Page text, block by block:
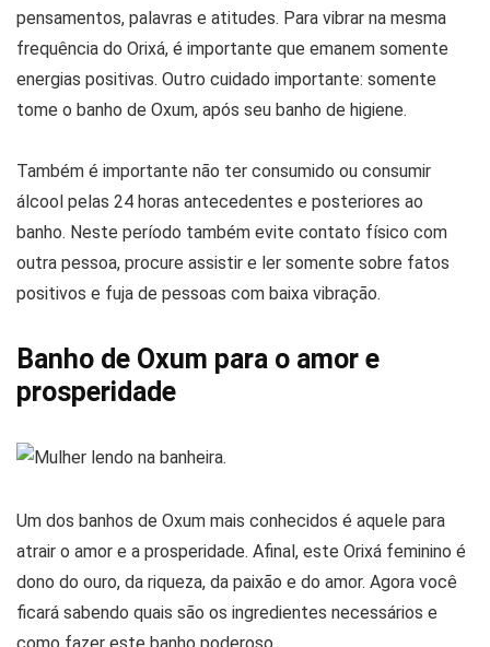
pensamentos, palavras e atitudes. Para vibrar na mesma
frequência do Orixá, é importante que emanem somente
energias positivas. Outro cuidado importante: somente
tome o banho de Oxum, após seu banho de higiene.
Também é importante não ter consumido ou consumir
álcool pelas 24 horas antecedentes e posteriores ao
banho. Neste período também evite contato físico com
outra pessoa, procure assistir e ler somente sobre fatos
positivos e fuja de pessoas com baixa vibração.
Banho de Oxum para o amor e
prosperidade
Um dos banhos de Oxum mais conhecidos é aquele para
atrair o amor e a prosperidade. Afinal, este Orixá feminino é
dono do ouro, da riqueza, da paixão e do amor. Agora você
ficará sabendo quais são os ingredientes necessários e